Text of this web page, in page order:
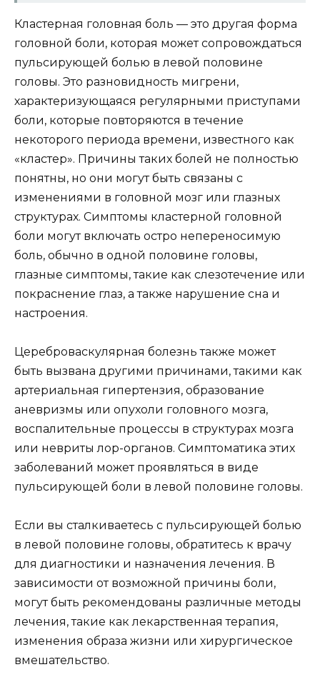
Кластерная головная боль — это другая форма
головной боли, которая может сопровождаться
пульсирующей болью в левой половине
головы. Это разновидность мигрени,
характеризующаяся регулярными приступами
боли, которые повторяются в течение
некоторого периода времени, известного как
«кластер». Причины таких болей не полностью
понятны, но они могут быть связаны с
изменениями в головной мозг или глазных
структурах. Симптомы кластерной головной
боли могут включать остро непереносимую
боль, обычно в одной половине головы,
глазные симптомы, такие как слезотечение или
покраснение глаз, а также нарушение сна и
настроения.
Цереброваскулярная болезнь также может
быть вызвана другими причинами, такими как
артериальная гипертензия, образование
аневризмы или опухоли головного мозга,
воспалительные процессы в структурах мозга
или невриты лор-органов. Симптоматика этих
заболеваний может проявляться в виде
пульсирующей боли в левой половине головы.
Если вы сталкиваетесь с пульсирующей болью
в левой половине головы, обратитесь к врачу
для диагностики и назначения лечения. В
зависимости от возможной причины боли,
могут быть рекомендованы различные методы
лечения, такие как лекарственная терапия,
изменения образа жизни или хирургическое
вмешательство.